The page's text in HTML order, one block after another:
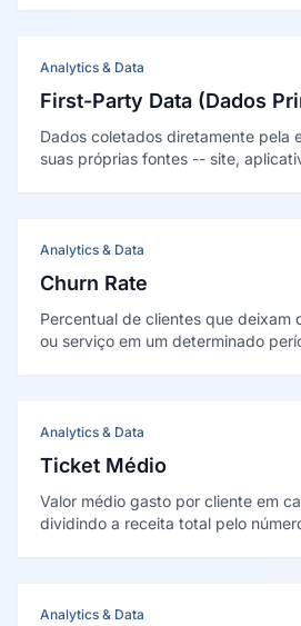
Analytics & Data
First-Party Data (Dados
Dados coletados diretamente pela
suas próprias fontes -- site,
Analytics & Data
Churn Rate
Percentual de clientes que deixam
ou serviço em um determinado
Analytics & Data
Ticket Médio
Valor médio gasto por cliente em
dividindo a receita total pelo
Analytics & Data